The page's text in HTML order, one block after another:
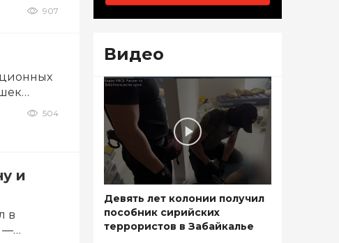
907
504
и
в
—
Видео
Девять лет колонии получил
пособник сирийских
террористов в Забайкалье